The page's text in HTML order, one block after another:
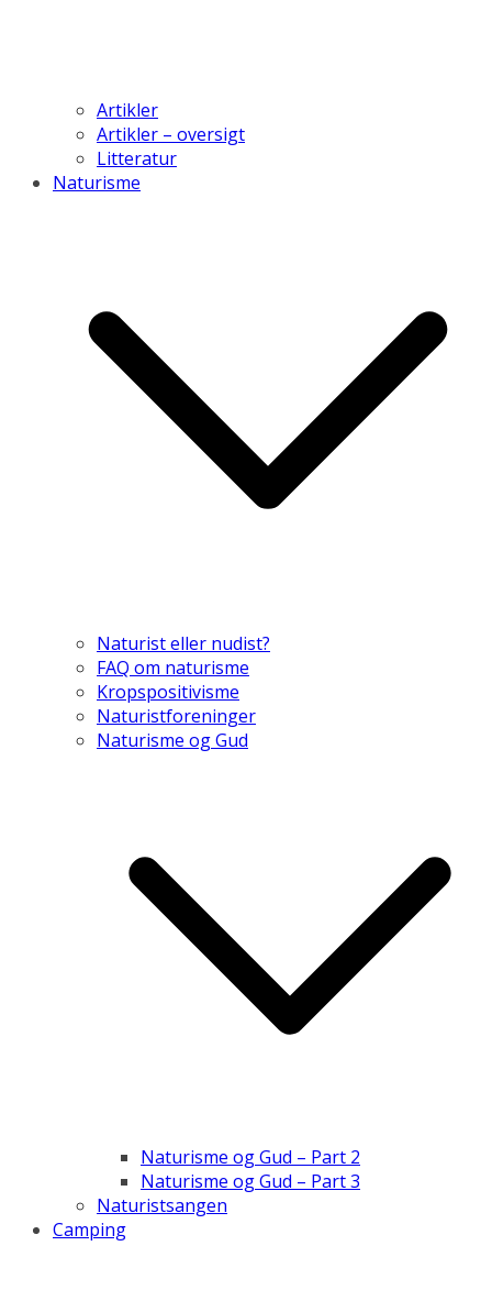
Artikler
Artikler – oversigt
Litteratur
Naturisme
Naturist eller nudist?
FAQ om naturisme
Kropspositivisme
Naturistforeninger
Naturisme og Gud
Naturisme og Gud – Part 2
Naturisme og Gud – Part 3
Naturistsangen
Camping